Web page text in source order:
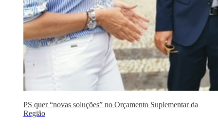
PS quer “novas soluções” no Orçamento Suplementar da
Região